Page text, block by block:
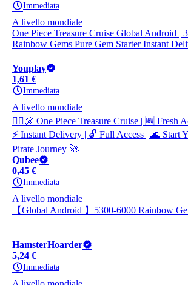
Immediata
A livello mondiale
One Piece Treasure Cruise Global Android |
Rainbow Gems Pure Gem Starter Instant
Youplay
1,61 €
Immediata
A livello mondiale
🏴‍☠️🍖 One Piece Treasure Cruise | 🆕 Fresh
⚡ Instant Delivery | 🔓 Full Access | 🌊 Start
Pirate Journey 🚀
Qubee
0,45 €
Immediata
A livello mondiale
【Global Android 】5300-6000 Rainbow
HamsterHoarder
5,24 €
Immediata